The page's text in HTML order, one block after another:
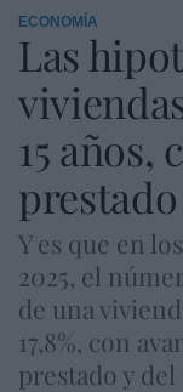
ECONOMÍA
Las
15 años,
Y es que en
2025, el
de una
17,8%, con
prestado y